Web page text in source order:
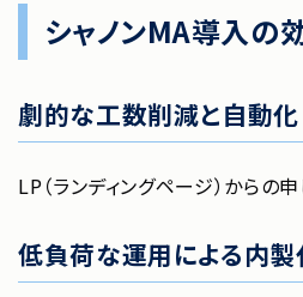
シャノンMA導入の
劇的な工数削減と自動化
LP（ランディングページ）から
低負荷な運用による内製